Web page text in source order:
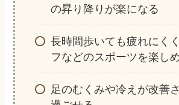
の昇り降りが楽になる
長時間歩いても疲れにく
フなどのスポーツを楽し
足のむくみや冷えが改善